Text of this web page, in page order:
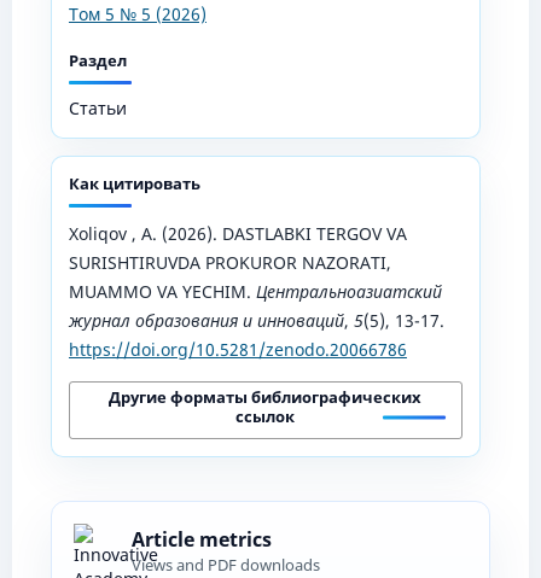
Том 5 № 5 (2026)
Раздел
Статьи
Как цитировать
Xoliqov , A. (2026). DASTLABKI TERGOV VA
SURISHTIRUVDA PROKUROR NAZORATI,
MUAMMO VA YECHIM. Центральноазиатский
журнал образования и инноваций, 5(5), 13-17.
https://doi.org/10.5281/zenodo.20066786
Другие форматы библиографических
ссылок
Article metrics
Views and PDF downloads